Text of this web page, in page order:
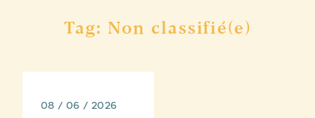
Tag: Non classifié(e)
08 / 06 / 2026